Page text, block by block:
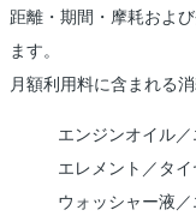
距離・期間・摩耗およ
ます。
月額利用料に含まれる
エンジンオイル
エレメント／タ
ウォッシャー液